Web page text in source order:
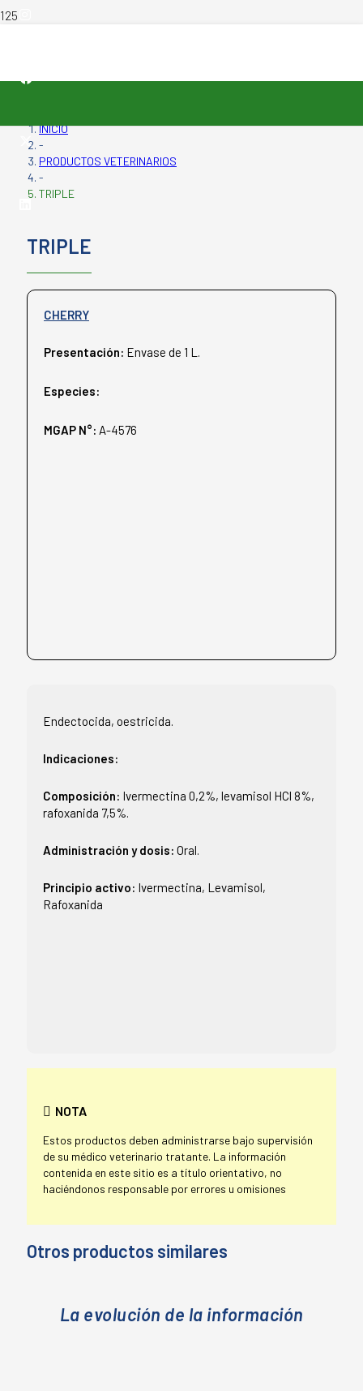
INICIO
-
PRODUCTOS VETERINARIOS
-
TRIPLE
TRIPLE
CHERRY
Presentación: Envase de 1 L.
Especies:
MGAP N°: A-4576
Endectocida, oestricida.
Indicaciones:
Composición: Ivermectina 0,2%, levamisol HCl 8%,
rafoxanida 7,5%.
Administración y dosis: Oral.
Principio activo: Ivermectina, Levamisol,
Rafoxanida
NOTA
Estos productos deben administrarse bajo supervisión
de su médico veterinario tratante. La información
contenida en este sitio es a título orientativo, no
haciéndonos responsable por errores u omisiones
Otros productos similares
La evolución de la información